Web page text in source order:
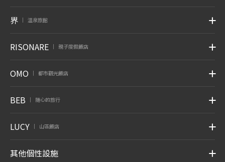
界 溫泉旅館
RISONARE 親子度假飯店
OMO 都市觀光飯店
BEB 随心的旅行
LUCY 山區飯店
其他個性設施